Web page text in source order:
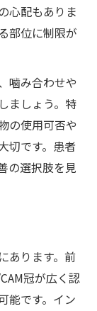
心配もありま
部位に制限が
噛み合わせや
ましょう。特
の使用可否や
切です。患者
の選択肢を見
あります。前
冠が広く認
能です。イン